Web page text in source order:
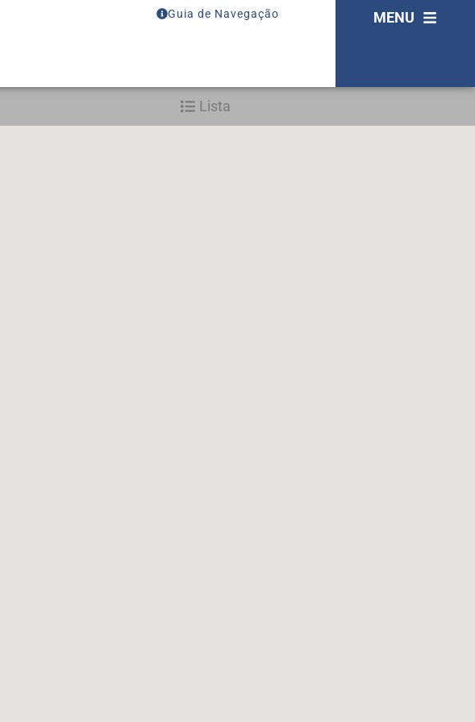
Guia de Navegação MENU
Lista